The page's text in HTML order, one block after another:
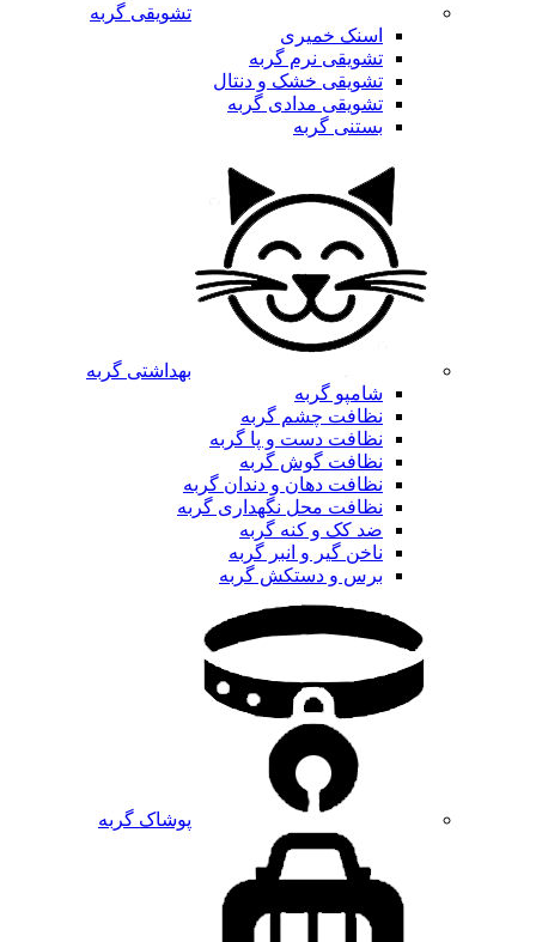
تشویقی گربه
اسنک خمیری
تشویقی نرم گربه
تشویقی خشک و دنتال
تشویقی مدادی گربه
بستنی گربه
بهداشتی گربه
شامپو گربه
نظافت چشم گربه
نظافت دست و پا گربه
نظافت گوش گربه
نظافت دهان و دندان گربه
نظافت محل نگهداری گربه
ضد کک و کنه گربه
ناخن گیر و انبر گربه
برس و دستکش گربه
پوشاک گربه